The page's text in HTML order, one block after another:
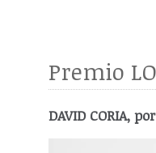
Premio
DAVID CORIA,